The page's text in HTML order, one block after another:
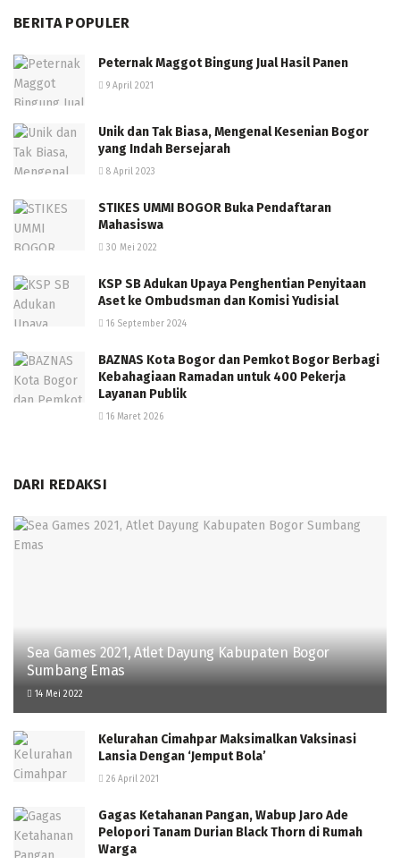
BERITA POPULER
Peternak Maggot Bingung Jual Hasil Panen
9 April 2021
Unik dan Tak Biasa, Mengenal Kesenian Bogor
yang Indah Bersejarah
8 April 2023
STIKES UMMI BOGOR Buka Pendaftaran
Mahasiswa
30 Mei 2022
KSP SB Adukan Upaya Penghentian Penyitaan
Aset ke Ombudsman dan Komisi Yudisial
16 September 2024
BAZNAS Kota Bogor dan Pemkot Bogor Berbagi
Kebahagiaan Ramadan untuk 400 Pekerja
Layanan Publik
16 Maret 2026
DARI REDAKSI
Sea Games 2021, Atlet Dayung Kabupaten Bogor
Sumbang Emas
14 Mei 2022
Kelurahan Cimahpar Maksimalkan Vaksinasi
Lansia Dengan ‘Jemput Bola’
26 April 2021
Gagas Ketahanan Pangan, Wabup Jaro Ade
Pelopori Tanam Durian Black Thorn di Rumah
Warga